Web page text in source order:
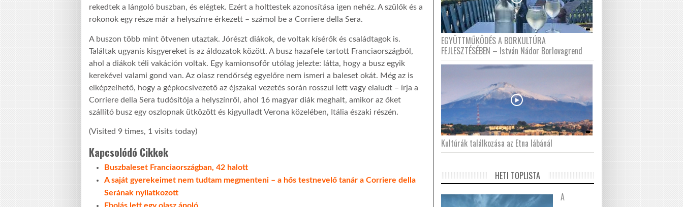
rekedtek a lángoló buszban, és elégtek. Ezért a holttestek azonosítása igen nehéz. A szülők és a
rokonok egy része már a helyszínre érkezett – számol be a Corriere della Sera.
A buszon több mint ötvenen utaztak. Jórészt diákok, de voltak kísérők és családtagok is.
Találtak ugyanis kisgyereket is az áldozatok között. A busz hazafele tartott Franciaországból,
ahol a diákok téli vakáción voltak. Egy kamionsofőr utólag jelezte: látta, hogy a busz egyik
kerekével valami gond van. Az olasz rendőrség egyelőre nem ismeri a baleset okát. Még az is
elképzelhető, hogy a gépkocsivezető az éjszakai vezetés során rosszul lett vagy elaludt – írja a
Corriere della Sera tudósítója a helyszínről, ahol 16 magyar diák meghalt, amikor az őket
szállító busz egy oszlopnak ütközött és kigyulladt Verona közelében, Itália északi részén.
(Visited 9 times, 1 visits today)
Kapcsolódó Cikkek
Buszbaleset Franciaországban, 42 halott
A saját gyerekeimet nem tudtam megmenteni – a hős testnevelő tanár a Corriere della
Serának nyilatkozott
EGYÜTTMŰKÖDÉS A BORKULTÚRA
FEJLESZTÉSÉBEN – István Nádor Borlovagrend
Kultúrák találkozása az Etna lábánál
HETI TOPLISTA
A